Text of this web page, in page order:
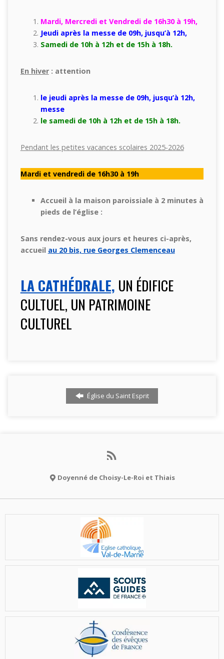
Mardi, Mercredi et Vendredi de 16h30 à 19h,
Jeudi après la messe de 09h, jusqu’à 12h,
Samedi de 10h à 12h et de 15h à 18h.
En hiver: attention
le jeudi après la messe de 09h, jusqu’à 12h,
messe
le samedi de 10h à 12h et de 15h à 18h.
Pendant les petites vacances scolaires 2025-2026
Mardi et vendredi de 16h30 à 19h
Accueil à la maison paroissiale à 2 minutes à
pieds de l’église :
Sans rendez-vous aux jours et heures ci-après,
accueil au 20 bis, rue Georges Clemenceau
LA CATHÉDRALE, UN ÉDIFICE
CULTUEL, UN PATRIMOINE
CULTUREL
Église du Saint Esprit
Doyenné de Choisy-Le-Roi et Thiais